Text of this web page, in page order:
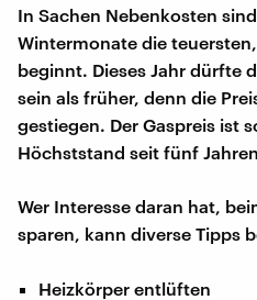
In Sachen Nebenkosten
Wintermonate die
beginnt. Dieses Jahr dürfte
sein als früher, denn die
gestiegen. Der Gaspreis ist
Höchststand seit fünf
Wer Interesse daran hat,
sparen, kann diverse Tipps
Heizkörper entlüften